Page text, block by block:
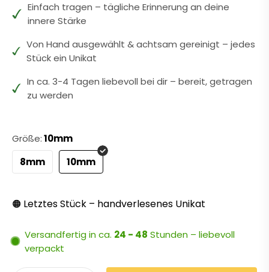
Einfach tragen – tägliche Erinnerung an deine
innere Stärke
Von Hand ausgewählt & achtsam gereinigt – jedes
Stück ein Unikat
In ca. 3-4 Tagen liebevoll bei dir – bereit, getragen
zu werden
Größe:10mm
8mm
10mm
🟠 Letztes Stück – handverlesenes Unikat
Versandfertig in ca. 24 - 48 Stunden – liebevoll
verpackt